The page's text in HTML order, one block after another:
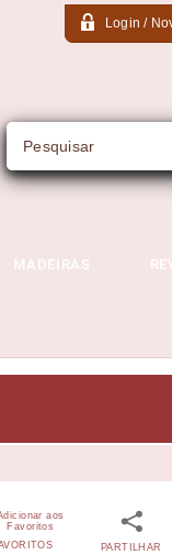
Login /
MADEIRAS
PARTILHAR